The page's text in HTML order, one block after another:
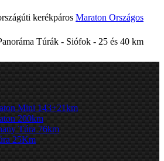
kerékpáros Maraton Országos
Túrák - Siófok - 25 és 40 km
Mini 143+21km
200km
Túra 76km
25Km